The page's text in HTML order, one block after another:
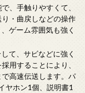
、手触りやすくて、
・曲戻しなどの操作
ゲーム雰囲気も強く
て、サビなどに強く
用することにより、
高速伝送します。パ
ヤホン1個、説明書1